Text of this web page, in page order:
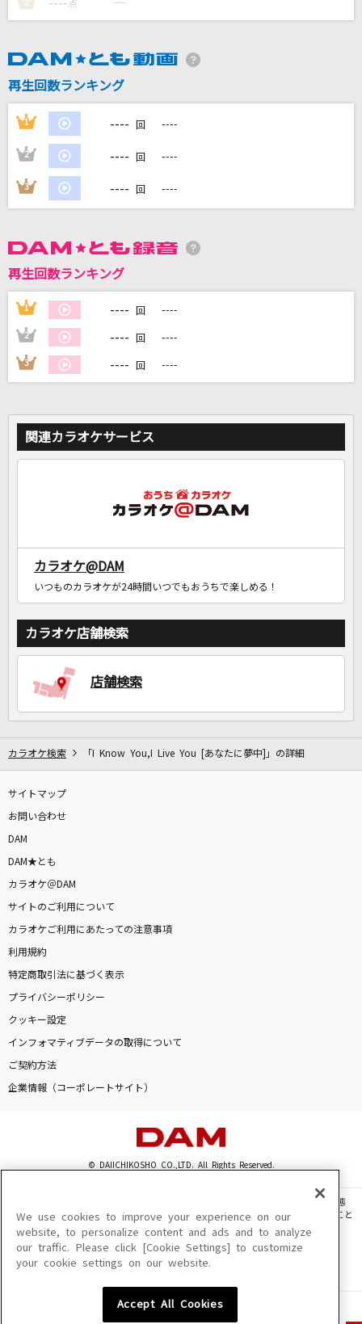
呪って呪って
ヤングスキニー
カラオケ最新情報をチェック！
3 点 ----
再生回数ランキング
1 ---- 回 ----
2 ---- 回 ----
3 ---- 回 ----
再生回数ランキング
1 ---- 回 ----
2 ---- 回 ----
3 ---- 回 ----
関連カラオケサービス
カラオケ@DAM
いつものカラオケが24時間いつでもおうちで楽しめる！
カラオケ店舗検索
店舗検索
カラオケ検索 「I Know You,I Live You [あなたに夢中]」の詳細
サイトマップ
お問い合わせ
DAM
DAM★とも
カラオケ＠DAM
サイトのご利用について
カラオケご利用にあたっての注意事項
利用規約
特定商取引法に基づく表示
プライバシーポリシー
クッキー設定
インフォマティブデータの取得について
ご契約方法
企業情報（コーポレートサイト）
© DAIICHIKOSHO CO.,LTD. All Rights Reserved.
このサイトに掲載されている一切の文章・画像・写真・動画・音声等を、手段や形態
を問わず、著作権法の定める範囲を超えて無断で複製、転載、ファイル化などすること
を禁じます。
楽曲及びコンテンツは、機種によりご利用いただけない場合があります。
楽曲及びコンテンツの配信日、配信内容が変更になる場合があります。
We use cookies to improve your experience on our
website, to personalize content and ads and to analyze
our traffic. Please click [Cookie Settings] to customize
your cookie settings on our website.
Accept All Cookies